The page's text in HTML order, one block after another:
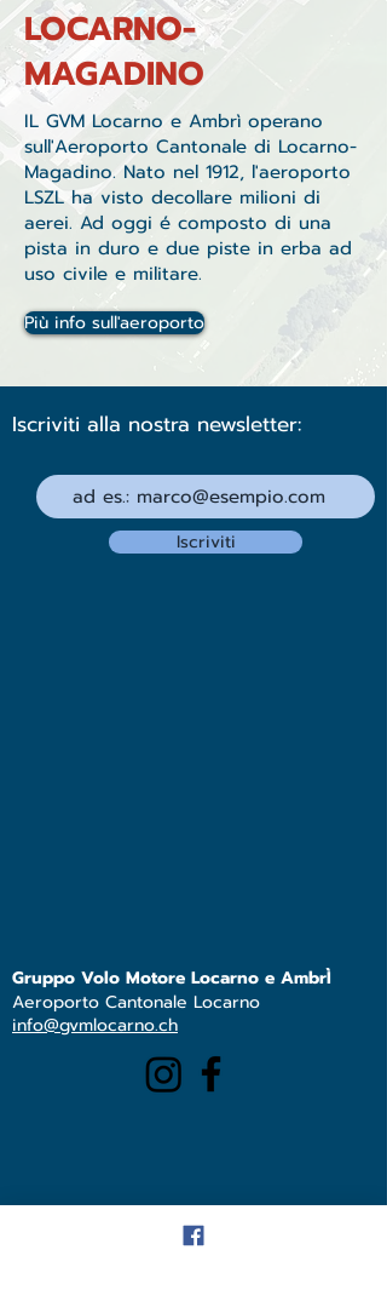
LOCARNO-
MAGADINO
IL GVM Locarno e Ambrì operano
sull'Aeroporto Cantonale di Locarno-
Magadino. Nato nel 1912, l'aeroporto
LSZL ha visto decollare milioni di
aerei. Ad oggi é composto di una
pista in duro e due piste in erba ad
uso civile e militare.
Più info sull'aeroporto
Iscriviti alla nostra newsletter:
Iscriviti
Gruppo Volo Motore Locarno e AmbrÌ
Aeroporto Cantonale Locarno
info@gvmlocarno.ch